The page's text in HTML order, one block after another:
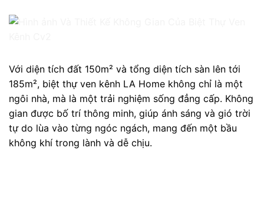
Với diện tích đất 150m² và tổng diện tích sàn lên tới
185m², biệt thự ven kênh LA Home không chỉ là một
ngôi nhà, mà là một trải nghiệm sống đẳng cấp. Không
gian được bố trí thông minh, giúp ánh sáng và gió trời
tự do lùa vào từng ngóc ngách, mang đến một bầu
không khí trong lành và dễ chịu.